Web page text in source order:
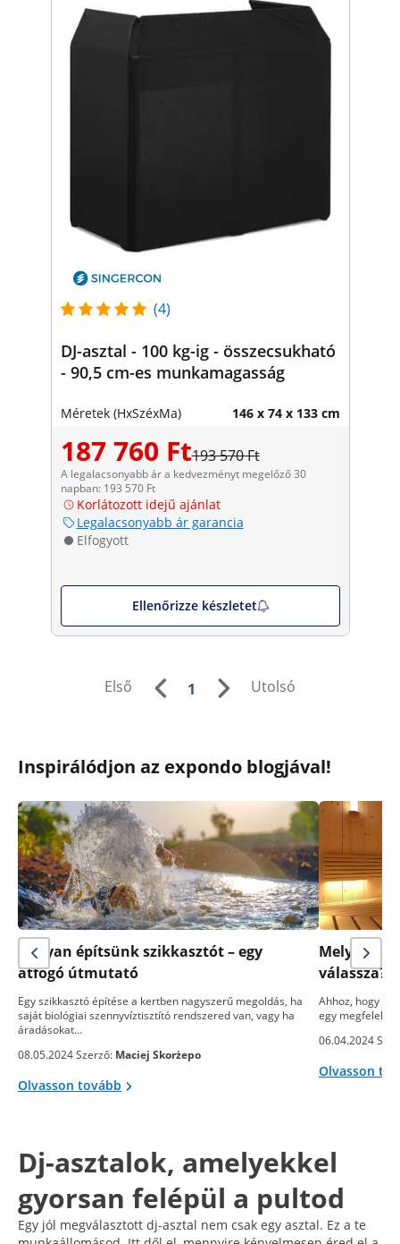
(4)
DJ-asztal - 100 kg-ig - összecsukható
- 90,5 cm-es munkamagasság
Méretek (HxSzéxMa) 146 x 74 x 133 cm
187 760 Ft193 570 Ft
A legalacsonyabb ár a kedvezményt megelőző 30
napban: 193 570 Ft
Korlátozott idejű ajánlat
Legalacsonyabb ár garancia
Elfogyott
Ellenőrizze készletet
Első 1 Utolsó
Inspirálódjon az expondo blogjával!
Hogyan építsünk szikkasztót – egy
átfogó útmutató
Egy szikkasztó építése a kertben nagyszerű megoldás, ha
saját biológiai szennyvíztisztító rendszered van, vagy ha
áradásokat…
08.05.2024 Szerző: Maciej Skorżepo
Olvasson tovább
Melyik
válassza?
Ahhoz, hogy
egy megfelelő
06.04.2024
Olvasson
Dj-asztalok, amelyekkel
gyorsan felépül a pultod
Egy jól megválasztott dj-asztal nem csak egy asztal. Ez a te